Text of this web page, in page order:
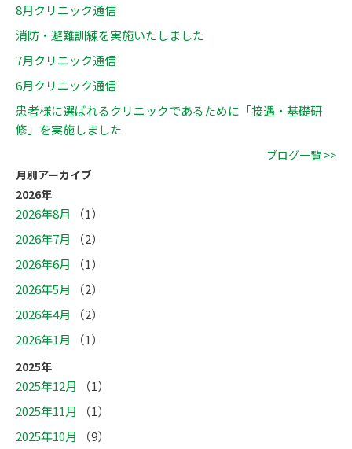
8月クリニック通信
消防・避難訓練を実施いたしました
7月クリニック通信
6月クリニック通信
患者様に選ばれるクリニックであるために「接遇・基礎研
修」を実施しました
ブログ一覧 >>
月別アーカイブ
2026年
2026年8月
（1）
2026年7月
（2）
2026年6月
（1）
2026年5月
（2）
2026年4月
（2）
2026年1月
（1）
2025年
2025年12月
（1）
2025年11月
（1）
2025年10月
（9）